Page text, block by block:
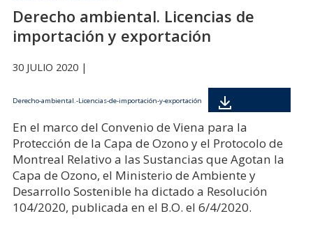
Derecho ambiental. Licencias de
importación y exportación
30 JULIO 2020 |
Derecho-ambiental.-Licencias-de-importación-y-exportación
En el marco del Convenio de Viena para la
Protección de la Capa de Ozono y el Protocolo de
Montreal Relativo a las Sustancias que Agotan la
Capa de Ozono, el Ministerio de Ambiente y
Desarrollo Sostenible ha dictado a Resolución
104/2020, publicada en el B.O. el 6/4/2020.